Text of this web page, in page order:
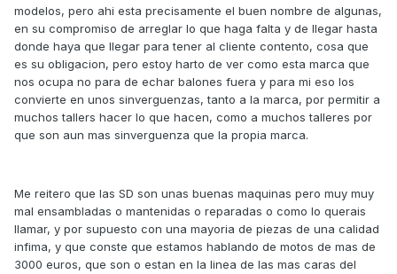
modelos, pero ahi esta precisamente el buen nombre de algunas,
en su compromiso de arreglar lo que haga falta y de llegar hasta
donde haya que llegar para tener al cliente contento, cosa que
es su obligacion, pero estoy harto de ver como esta marca que
nos ocupa no para de echar balones fuera y para mi eso los
convierte en unos sinverguenzas, tanto a la marca, por permitir a
muchos tallers hacer lo que hacen, como a muchos talleres por
que son aun mas sinverguenza que la propia marca.
Me reitero que las SD son unas buenas maquinas pero muy muy
mal ensambladas o mantenidas o reparadas o como lo querais
llamar, y por supuesto con una mayoria de piezas de una calidad
infima, y que conste que estamos hablando de motos de mas de
3000 euros, que son o estan en la linea de las mas caras del